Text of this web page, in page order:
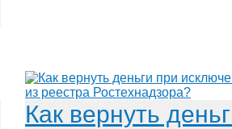
Как вернуть